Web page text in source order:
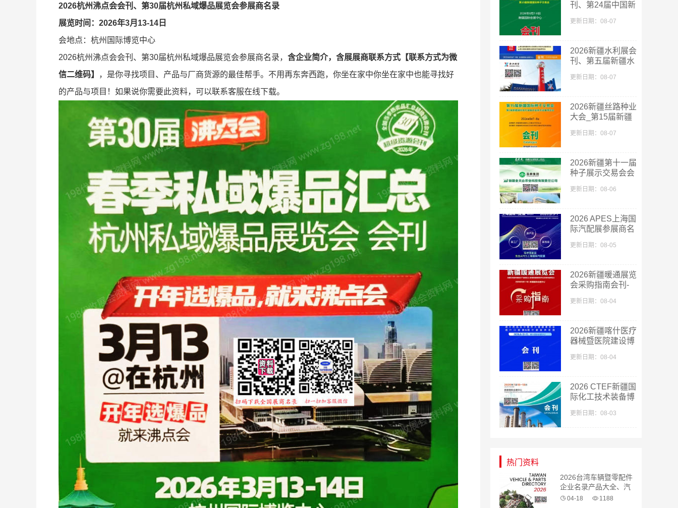
2026杭州沸点会会刊、第30届杭州私域爆品展览会参展商名录
展览时间：2026年3月13-14日
会地点：杭州国际博览中心
2026杭州沸点会会刊、第30届杭州私域爆品展览会参展商名录， 含企业简介，含展展商联系方式【联系方式为微
信二维码】
，是你寻找项目、产品与厂商货源的最佳帮手。不用再东奔西跑，你坐在家中你坐在家中也能寻找好
的产品与项目！如果说你需要此资料，可以联系客服在线下载。
刊、第24届中国新
会刊
更新日期：08-07
2026新疆水利展会
刊、第五届新疆水
商名录
更新日期：08-07
2026新疆丝路种业
大会_第15届新疆
刊
更新日期：08-07
2026新疆第十一届
种子展示交易会会
展商名录
更新日期：08-06
2026 APES上海国
际汽配展参展商名
更新日期：08-05
2026新疆暖通展览
会采购指南会刊-
更新日期：08-04
2026新疆喀什医疗
器械暨医院建设博
中医药大健康博览
更新日期：08-04
2026 CTEF新疆国
际化工技术装备博
工展参展商名录
更新日期：08-03
热门资料
2026台湾车辆暨零配件
企业名录产品大全、汽
配 汽车零部件
04-18 1188